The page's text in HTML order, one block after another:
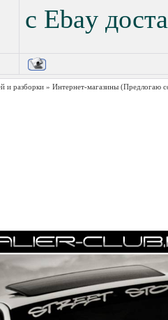
с Ebay
и разборки » Интернет-магазины (Предлогаю